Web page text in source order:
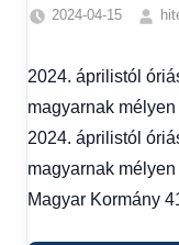
2024-04-15
2024. áprilistól
magyarnak
2024. áprilistól
magyarnak
Magyar Kormány